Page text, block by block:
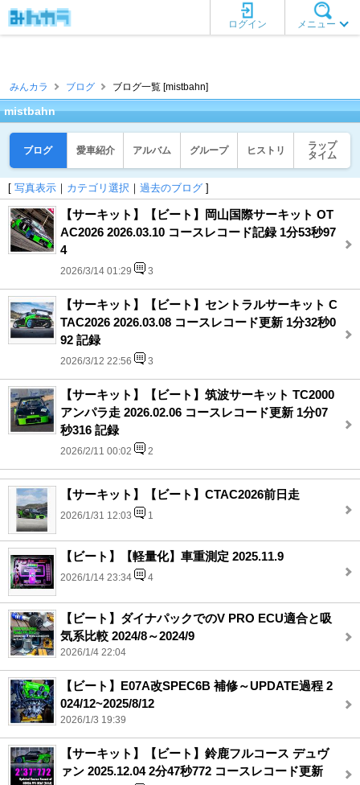
メニュー
ログイン
みんカラ ブログ ブログ一覧 [mistbahn]
mistbahn
ブログ 愛車紹介 アルバム グループ ヒストリ
ラップ
タイム
[ 写真表示 ｜ カテゴリ選択 ｜ 過去のブログ ]
【サーキット】【ビート】岡山国際サーキット OT
AC2026 2026.03.10 コースレコード記録 1分53秒97
4
2026/3/14 01:29 3
【サーキット】【ビート】セントラルサーキット C
TAC2026 2026.03.08 コースレコード更新 1分32秒0
92 記録
2026/3/12 22:56 3
【サーキット】【ビート】筑波サーキット TC2000
アンパラ走 2026.02.06 コースレコード更新 1分07
秒316 記録
2026/2/11 00:02 2
【サーキット】【ビート】CTAC2026前日走
2026/1/31 12:03 1
【ビート】【軽量化】車重測定 2025.11.9
2026/1/14 23:34 4
【ビート】ダイナパックでのV PRO ECU適合と吸
気系比較 2024/8～2024/9
2026/1/4 22:04
【ビート】E07A改SPEC6B 補修～UPDATE過程 2
024/12~2025/8/12
2026/1/3 19:39
【サーキット】【ビート】鈴鹿フルコース デュヴ
ァン 2025.12.04 2分47秒772 コースレコード更新